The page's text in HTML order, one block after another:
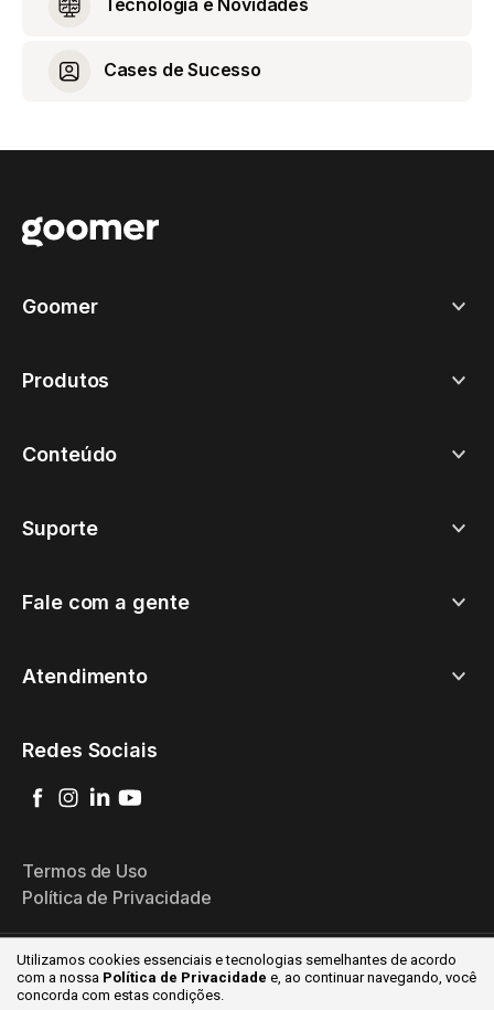
Tecnologia e Novidades
Cases de Sucesso
Goomer
Produtos
Conteúdo
Suporte
Fale com a gente
Atendimento
Redes Sociais
Termos de Uso
Política de Privacidade
© 2026 Goomer - Todos os direitos reservados
Utilizamos cookies essenciais e tecnologias semelhantes de acordo
com a nossa Política de Privacidade e, ao continuarnavegando, você
concorda com estas condições.